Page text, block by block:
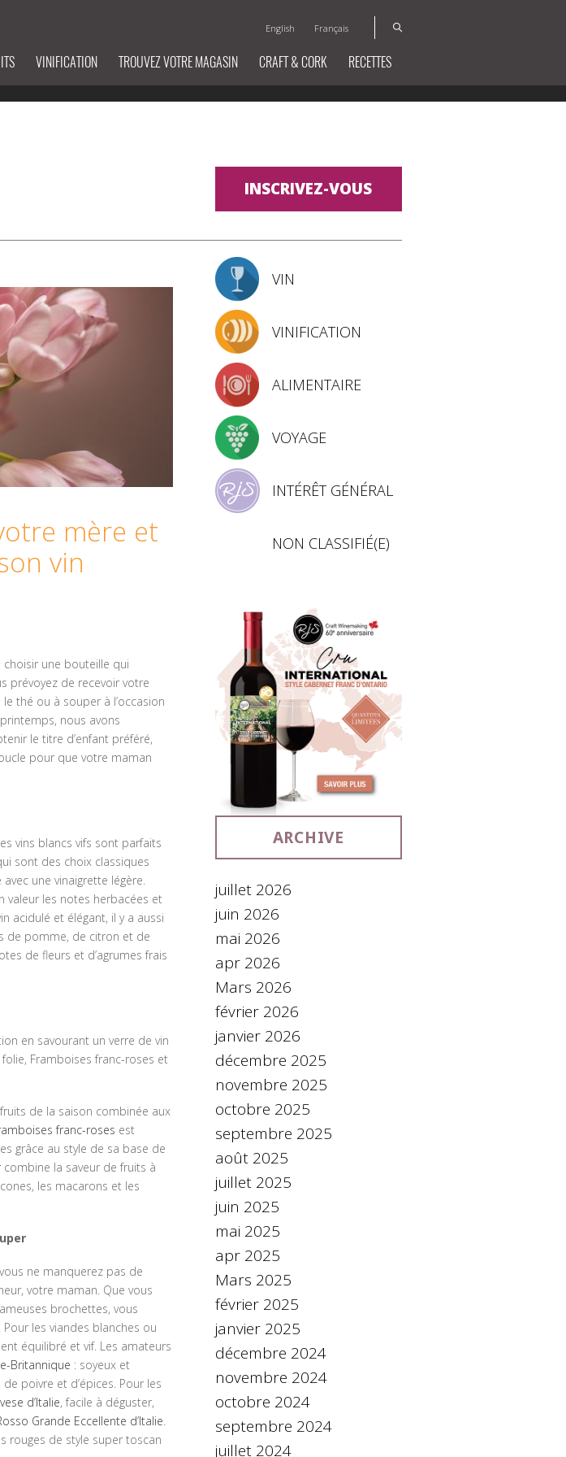
English Français
VINIFICATION TROUVEZ VOTRE MAGASIN CRAFT & CORK RECETTES
INSCRIVEZ-VOUS
mère et
vin
une bouteille qui
prévoyez de recevoir votre
thé ou à souper à l’occasion
nous avons
le titre d’enfant préféré,
pour que votre maman
vins blancs vifs sont parfaits
sont des choix classiques
une vinaigrette légère.
valeur les notes herbacées et
acidulé et élégant, il y a aussi
de pomme, de citron et de
de fleurs et d’agrumes frais
en savourant un verre de vin
Framboises franc-roses et
de la saison combinée aux
franc-roses est
grâce au style de sa base de
combine la saveur de fruits à
les macarons et les
ne manquerez pas de
votre maman. Que vous
brochettes, vous
les viandes blanches ou
équilibré et vif. Les amateurs
Britannique : soyeux et
poivre et d’épices. Pour les
d’Italie, facile à déguster,
Grande Eccellente d’Italie.
rouges de style super toscan
VIN
VINIFICATION
ALIMENTAIRE
VOYAGE
INTÉRÊT GÉNÉRAL
NON CLASSIFIÉ(E)
ARCHIVE
juillet 2026
juin 2026
mai 2026
apr 2026
Mars 2026
février 2026
janvier 2026
décembre 2025
novembre 2025
octobre 2025
septembre 2025
août 2025
juillet 2025
juin 2025
mai 2025
apr 2025
Mars 2025
février 2025
janvier 2025
décembre 2024
novembre 2024
octobre 2024
septembre 2024
juillet 2024